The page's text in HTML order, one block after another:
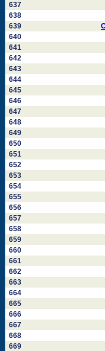
637
638
639
640
641
642
643
644
645
646
647
648
649
650
651
652
653
654
655
656
657
658
659
660
661
662
663
664
665
666
667
668
669